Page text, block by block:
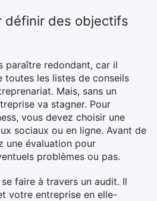
définir des objectifs
paraître redondant, car il
toutes les listes de conseils
Mais, sans un
va stagner. Pour
vous devez choisir une
sociaux ou en ligne. Avant de
une évaluation pour
problèmes ou pas.
faire à travers un audit. Il
votre entreprise en elle-